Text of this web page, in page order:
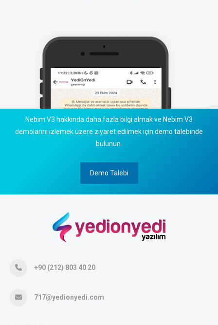
Nebim V3 hakkında daha fazla bilgi almak ve Nebim V3
demolarını izlemek üzere ziyaret edilmek için demo talebinde
bulunun.
Demo Talebi
+90 (212) 803 40 20
717@yedionyedi.com